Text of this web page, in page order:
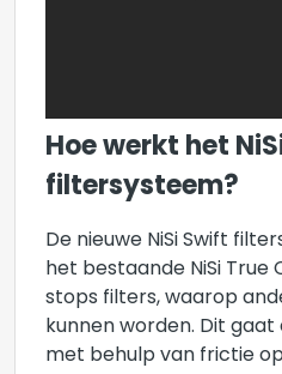
Hoe werkt het
filtersysteem?
De nieuwe NiSi Swift
het bestaande NiSi True
stops filters, waarop
kunnen worden. Dit gaat
met behulp van frictie